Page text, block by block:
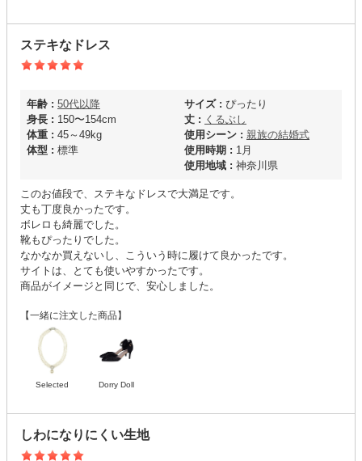
ステキなドレス
年齢 : 50代以降
身長 : 150〜154cm
体重 : 45～49kg
体型 : 標準
サイズ : ぴったり
丈 : くるぶし
使用シーン : 親族の結婚式
使用時期 : 1月
使用地域 : 神奈川県
このお値段で、ステキなドレスで大満足です。
丈も丁度良かったです。
ボレロも綺麗でした。
靴もぴったりでした。
なかなか買えないし、こういう時に履けて良かったです。
サイトは、とても使いやすかったです。
商品がイメージと同じで、安心しました。
【一緒に注文した商品】
Selected Dorry Doll
しわになりにくい生地